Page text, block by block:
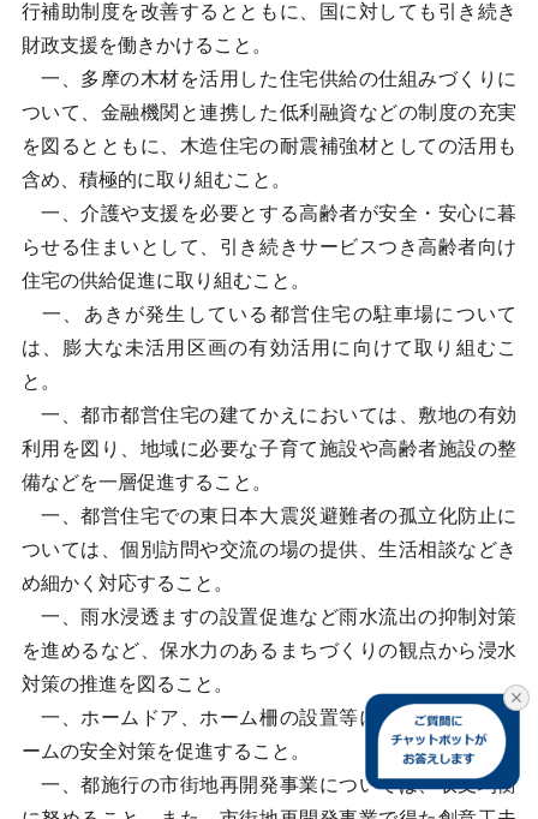
行補助制度を改善するとともに、国に対しても引き続き
財政支援を働きかけること。
一、多摩の木材を活用した住宅供給の仕組みづくりに
ついて、金融機関と連携した低利融資などの制度の充実
を図るとともに、木造住宅の耐震補強材としての活用も
含め、積極的に取り組むこと。
一、介護や支援を必要とする高齢者が安全・安心に暮
らせる住まいとして、引き続きサービスつき高齢者向け
住宅の供給促進に取り組むこと。
一、あきが発生している都営住宅の駐車場について
は、膨大な未活用区画の有効活用に向けて取り組むこ
と。
一、都市都営住宅の建てかえにおいては、敷地の有効
利用を図り、地域に必要な子育て施設や高齢者施設の整
備などを一層促進すること。
一、都営住宅での東日本大震災避難者の孤立化防止に
ついては、個別訪問や交流の場の提供、生活相談などき
め細かく対応すること。
一、雨水浸透ますの設置促進など雨水流出の抑制対策
を進めるなど、保水力のあるまちづくりの観点から浸水
対策の推進を図ること。
一、ホームドア、ホーム柵の設置等により、鉄道駅ホ
ームの安全対策を促進すること。
一、都施行の市街地再開発事業については、収支均衡